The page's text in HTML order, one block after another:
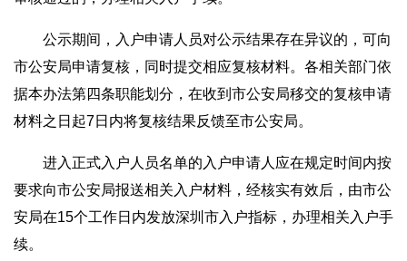
公示期间，入户申请人员对公示结果存在异议的，可向
市公安局申请复核，同时提交相应复核材料。各相关部门依
据本办法第四条职能划分，在收到市公安局移交的复核申请
材料之日起7日内将复核结果反馈至市公安局。
进入正式入户人员名单的入户申请人应在规定时间内按
要求向市公安局报送相关入户材料，经核实有效后，由市公
安局在15个工作日内发放深圳市入户指标，办理相关入户手
续。